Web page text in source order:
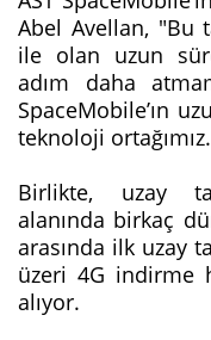
Abel Avellan, "Bu
ile olan uzun
adım daha
SpaceMobile’ın
teknoloji ortağımız.
Birlikte, uzay
alanında birkaç
arasında ilk uzay
üzeri 4G indirme
alıyor.